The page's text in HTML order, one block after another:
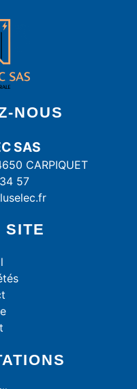
NOUS
SAS
CARPIQUET
57
SITE